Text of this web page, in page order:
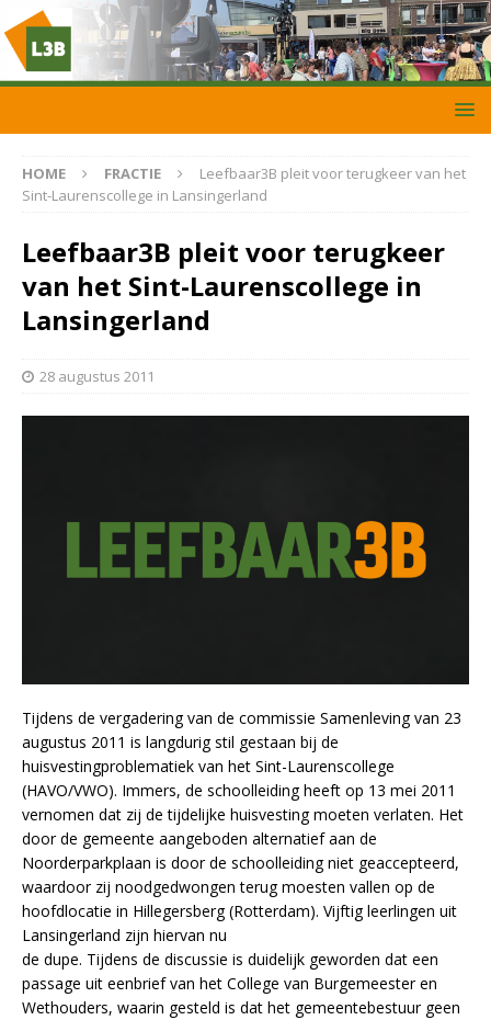
HOME FRACTIE
Leefbaar3B pleit voor terugkeer van het
Sint-Laurenscollege in Lansingerland
Leefbaar3B pleit voor terugkeer
van het Sint-Laurenscollege in
Lansingerland
28 augustus 2011
Tijdens de vergadering van de commissie Samenleving van 23
augustus 2011 is langdurig stil gestaan bij de
huisvestingproblematiek van het Sint-Laurenscollege
(HAVO/VWO). Immers, de schoolleiding heeft op 13 mei 2011
vernomen dat zij de tijdelijke huisvesting moeten verlaten. Het
door de gemeente aangeboden alternatief aan de
Noorderparkplaan is door de schoolleiding niet geaccepteerd,
waardoor zij noodgedwongen terug moesten vallen op de
hoofdlocatie in Hillegersberg (Rotterdam). Vijftig leerlingen uit
Lansingerland zijn hiervan nu
de dupe. Tijdens de discussie is duidelijk geworden dat een
passage uit eenbrief van het College van Burgemeester en
Wethouders, waarin gesteld is dat het gemeentebestuur geen